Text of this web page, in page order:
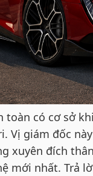
toàn có cơ sở
Vị giám đốc
xuyên đích
mới nhất. Trả